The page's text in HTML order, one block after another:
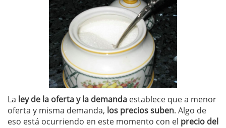
La ley de la oferta y la demanda establece que a menor
oferta y misma demanda, los precios suben. Algo de
eso está ocurriendo en este momento con el precio del